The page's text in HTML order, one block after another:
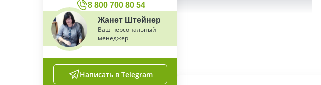
8 800 700 80 54
Жанет Штейнер
Ваш персональный
менеджер
Написать в Telegram